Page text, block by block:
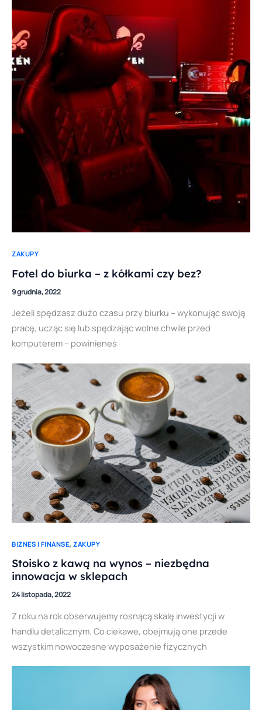
ZAKUPY
Fotel do biurka – z kółkami czy bez?
9 grudnia, 2022
Jeżeli spędzasz dużo czasu przy biurku – wykonując swoją
pracę, ucząc się lub spędzając wolne chwile przed
komputerem – powinieneś
BIZNES I FINANSE, ZAKUPY
Stoisko z kawą na wynos – niezbędna
innowacja w sklepach
24 listopada, 2022
Z roku na rok obserwujemy rosnącą skalę inwestycji w
handlu detalicznym. Co ciekawe, obejmują one przede
wszystkim nowoczesne wyposażenie fizycznych